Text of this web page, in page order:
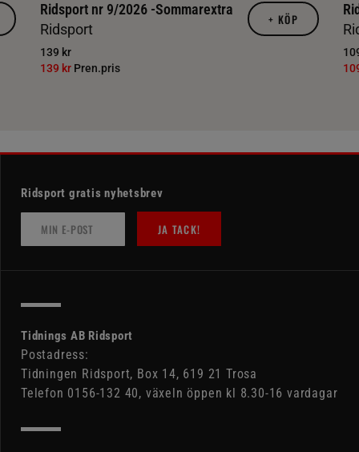
Ridsport nr 9/2026 -Sommarextra
Ridsport
139 kr
139 kr Pren.pris
+ KÖP
Ridsport gratis nyhetsbrev
JA TACK!
Tidnings AB Ridsport
Postadress:
Tidningen Ridsport, Box 14, 619 21 Trosa
Telefon 0156-132 40, växeln öppen kl 8.30-16 vardagar